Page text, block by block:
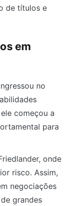
de títulos e
em
no
começou a
para
onde
risco. Assim,
negociações
grandes